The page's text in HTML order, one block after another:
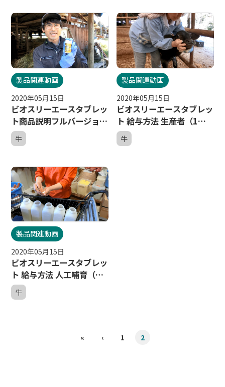
製品関連動画
2020年05月15日
ビオスリーエースタブレッ
ト商品説明フルバージョン
（3分半）
牛
製品関連動画
2020年05月15日
ビオスリーエースタブレッ
ト 給与方法 生産者（1分
間）
牛
製品関連動画
2020年05月15日
ビオスリーエースタブレッ
ト 給与方法 人工哺育（1
分間）
牛
« ‹ 1 2